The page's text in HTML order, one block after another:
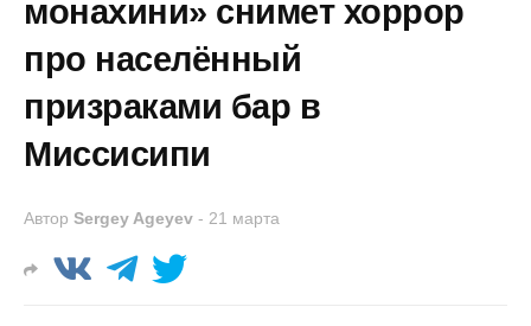
монахини» снимет хоррор
про населённый
призраками бар в
Миссисипи
Автор Sergey Ageyev - 21 марта